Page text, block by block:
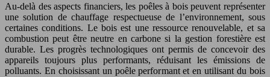
Au-delà des aspects financiers, les poêles à bois peuvent représenter
une solution de chauffage respectueuse de l’environnement, sous
certaines conditions. Le bois est une ressource renouvelable, et sa
combustion peut être neutre en carbone si la gestion forestière est
durable. Les progrès technologiques ont permis de concevoir des
appareils toujours plus performants, réduisant les émissions de
polluants. En choisissant un poêle performant et en utilisant du bois